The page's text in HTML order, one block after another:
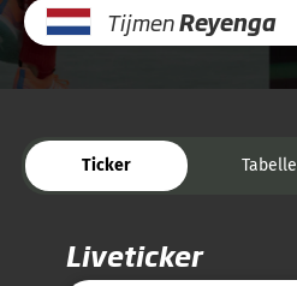
TijmenReyenga
Ticker Tabelle
Liveticker